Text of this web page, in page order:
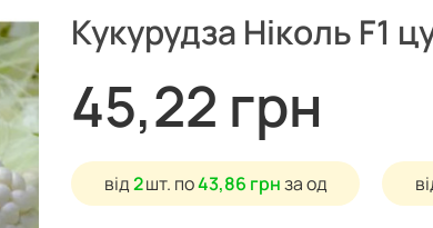
Кукурудза Ніколь F1
45,22 грн
від2шт. по43,86 грнза од